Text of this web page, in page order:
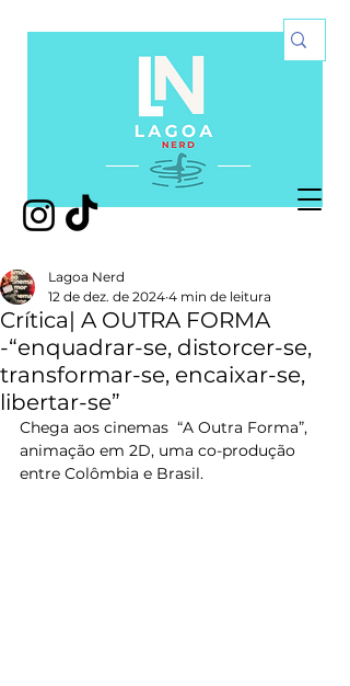
Crítica| A OUTRA FORMA
-“enquadrar-se, distorcer-se,
transformar-se, encaixar-se,
libertar-se”
Lagoa Nerd
12 de dez. de 2024 4 min de leitura
Chega aos cinemas  “A Outra Forma”,
animação em 2D, uma co-produção
entre Colômbia e Brasil.